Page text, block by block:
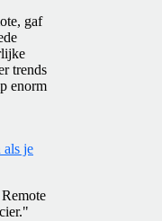
gaf
trends
enorm
als je